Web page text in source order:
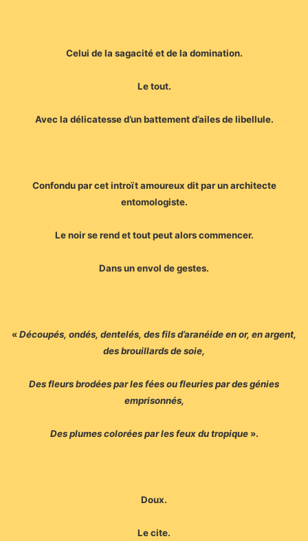
Celui de la sagacité et de la domination.
Le tout.
Avec la délicatesse d’un battement d’ailes de libellule.
Confondu par cet introït amoureux dit par un architecte
entomologiste.
Le noir se rend et tout peut alors commencer.
Dans un envol de gestes.
«Découpés, ondés, dentelés, des fils d’aranéide en or, en argent,
des brouillards de soie,
Des fleurs brodées par les fées ou fleuries par des génies
emprisonnés,
Des plumes colorées par les feux du tropique ».
Doux.
Le cite.